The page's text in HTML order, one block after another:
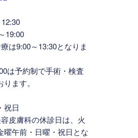
19:00
は9:00～13:30となりま
は予約制で手術・検査
ます。
祝日
皮膚科の休診日は、火
曜午前・日曜・祝日とな